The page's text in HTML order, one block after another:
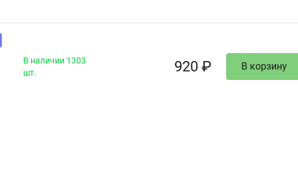
В наличии 1303
шт.
920 ₽ В корзину